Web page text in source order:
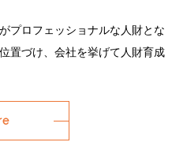
プロフェッショナルな人財とな
置づけ、会社を挙げて人財育成